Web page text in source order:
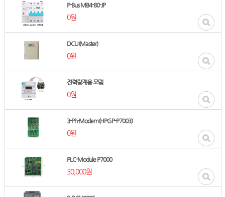
P-Bus MB4-80-JP
0원
DCU(Master)
0원
전력량계용 모뎀
0원
3-Ph-Modem(HPGP-P7003)
0원
PLC-Module P7000
30,000원